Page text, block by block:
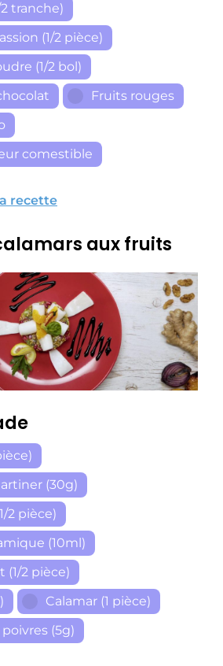
tranche)
(1/2 pièce)
(1/2 bol)
Fruits rouges
comestible
recette
aux fruits
(30g)
2 pièce)
(10ml)
2 pièce)
Calamar (1 pièce)
(5g)